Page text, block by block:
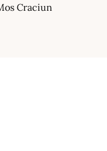
Craciun